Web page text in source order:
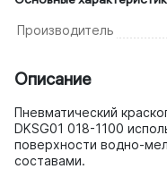
Производитель
Описание
Пневматический
DKSG01 018-1100
поверхности водно-
составами.